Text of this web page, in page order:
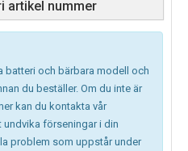
artikel nummer
batteri och bärbara modell och
du beställer. Om du inte är
kan du kontakta vår
förseningar i din
problem som uppstår under